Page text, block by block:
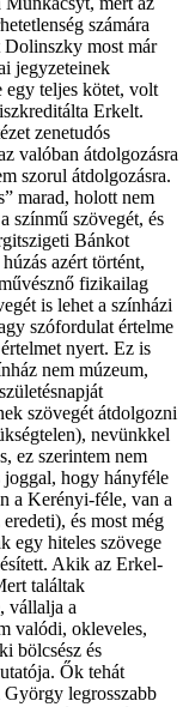
számára
most már
jegyzeteinek
egy teljes kötet, volt
Erkelt.
zenetudós
valóban átdolgozásra
szorul átdolgozásra.
marad, holott nem
színmű szövegét, és
Bánkot
azért történt,
fizikailag
is lehet a színházi
szófordulat értelme
nyert. Ez is
nem múzeum,
szövegét átdolgozni
nevünkkel
ez szerintem nem
joggal, hogy hányféle
a Kerényi-féle, van a
és most még
egy hiteles szövege
Akik az Erkel-
találtak
vállalja a
valódi, okleveles,
bölcsész és
Ők tehát
legrosszabb